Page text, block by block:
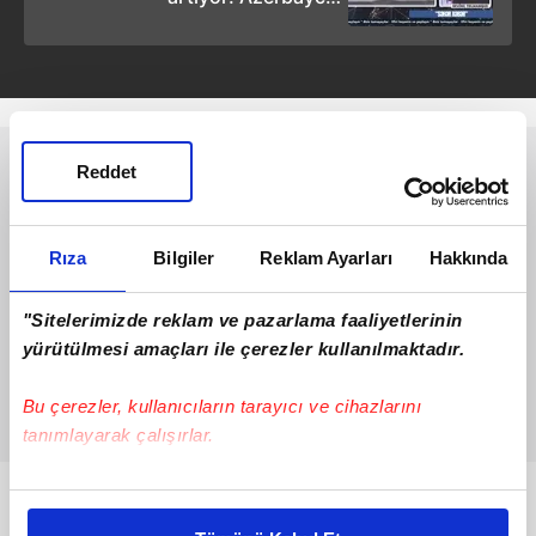
Rıza Bilgiler Reklam Ayarları Hakkında
"Sitelerimizde reklam ve pazarlama faaliyetlerinin
yürütülmesi amaçları ile çerezler kullanılmaktadır.
Bu çerezler, kullanıcıların tarayıcı ve cihazlarını
tanımlayarak çalışırlar.
Bu çerezlere izin vermeniz halinde sizlere özel
Reddet
detaylar
Bunlar da Var